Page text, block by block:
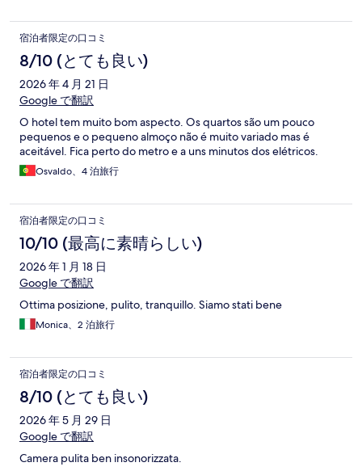
宿泊者限定の口コミ
8/10 (とても良い)
2026 年 4 月 21 日
Google で翻訳
O hotel tem muito bom aspecto. Os quartos são um pouco
pequenos e o pequeno almoço não é muito variado mas é
aceitável. Fica perto do metro e a uns minutos dos elétricos.
Osvaldo、4 泊旅行
宿泊者限定の口コミ
10/10 (最高に素晴らしい)
2026 年 1 月 18 日
Google で翻訳
Ottima posizione, pulito, tranquillo. Siamo stati bene
Monica、2 泊旅行
宿泊者限定の口コミ
8/10 (とても良い)
2026 年 5 月 29 日
Google で翻訳
Camera pulita ben insonorizzata.